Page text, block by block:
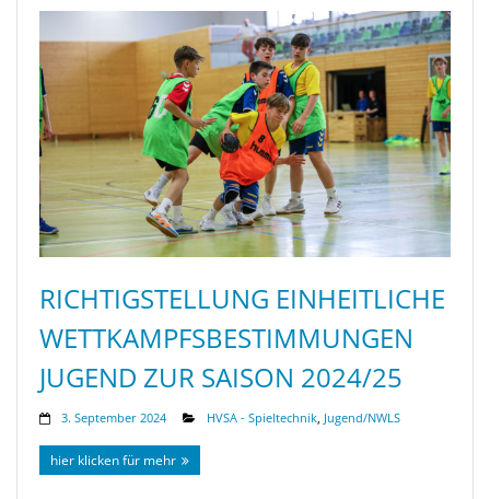
RICHTIGSTELLUNG EINHEITLICHE
WETTKAMPFSBESTIMMUNGEN
JUGEND ZUR SAISON 2024/25
3. September 2024 HVSA - Spieltechnik, Jugend/NWLS
hier klicken für mehr